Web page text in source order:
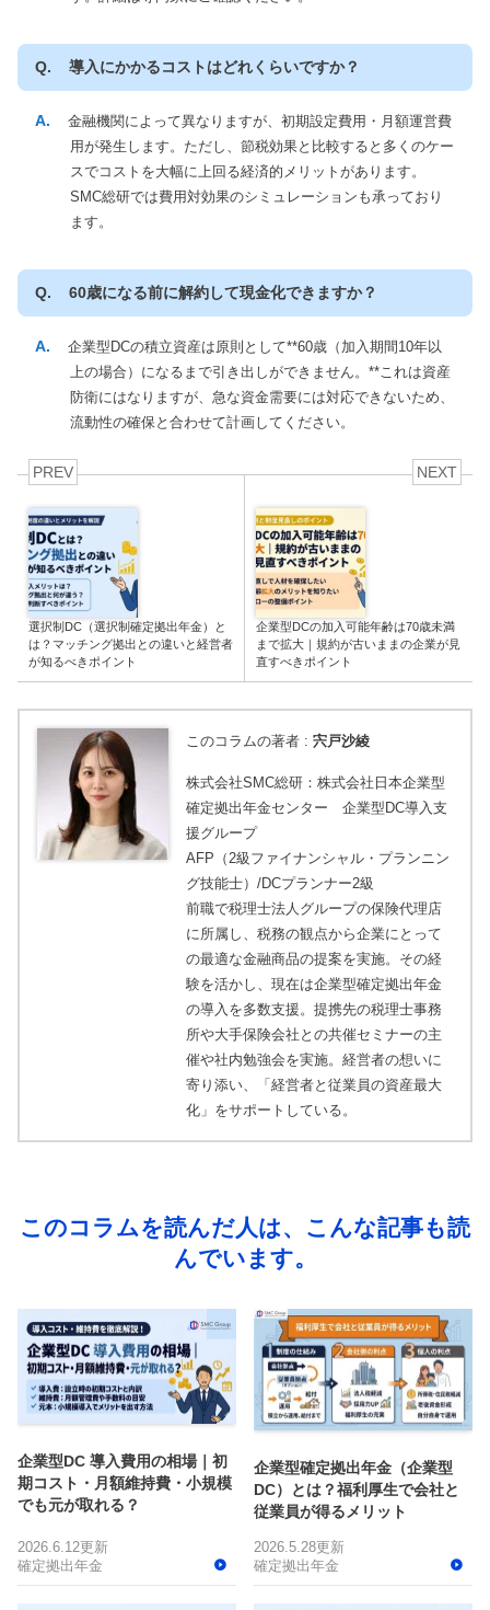
導入にかかるコストはどれくらいですか？
金融機関によって異なりますが、初期設定費用・月額運営費
用が発生します。ただし、節税効果と比較すると多くのケー
スでコストを大幅に上回る経済的メリットがあります。
SMC総研では費用対効果のシミュレーションも承っており
ます。
60歳になる前に解約して現金化できますか？
企業型DCの積立資産は原則として**60歳（加入期間10年以
上の場合）になるまで引き出しができません。**これは資産
防衛にはなりますが、急な資金需要には対応できないため、
流動性の確保と合わせて計画してください。
PREV
選択制DC（選択制確定拠出年金）と
は？マッチング拠出との違いと経営者
が知るべきポイント
NEXT
企業型DCの加入可能年齢は70歳未満
まで拡大｜規約が古いままの企業が見
直すべきポイント
このコラムの著者 : 宍戸沙綾
株式会社SMC総研：株式会社日本企業型
確定拠出年金センター 企業型DC導入支
援グループ
AFP（2級ファイナンシャル・プランニン
グ技能士）/DCプランナー2級
前職で税理士法人グループの保険代理店
に所属し、税務の観点から企業にとって
の最適な金融商品の提案を実施。その経
験を活かし、現在は企業型確定拠出年金
の導入を多数支援。提携先の税理士事務
所や大手保険会社との共催セミナーの主
催や社内勉強会を実施。経営者の想いに
寄り添い、「経営者と従業員の資産最大
化」をサポートしている。
このコラムを読んだ人は、こんな記事も読
んでいます。
企業型DC 導入費用の相場｜初
期コスト・月額維持費・小規模
でも元が取れる？
2026.6.12更新
確定拠出年金
企業型確定拠出年金（企業型
DC）とは？福利厚生で会社と
従業員が得るメリット
2026.5.28更新
確定拠出年金